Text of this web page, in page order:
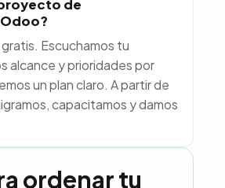
de
Escuchamos tu
alcance y prioridades por
un plan claro. A partir de
capacitamos y damos
ordenar tu